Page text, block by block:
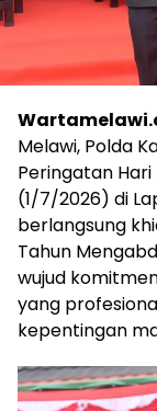
Melawi, Polda
Peringatan
(1/7/2026) di
berlangsung
Tahun
wujud
yang
kepentingan